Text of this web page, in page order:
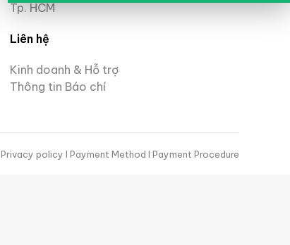
Tp. HCM
Liên hệ
Kinh doanh & Hỗ trợ
Thông tin Báo chí
Privacy policy I Payment Method I Payment Procedure